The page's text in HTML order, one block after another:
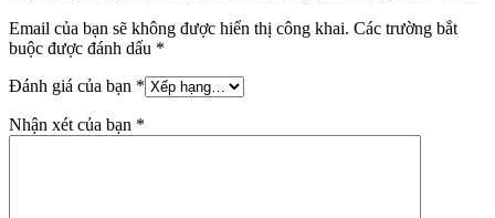
Email của bạn sẽ không được hiển thị công khai. Các trường bắt
buộc được đánh dấu *
Đánh giá của bạn *
Nhận xét của bạn *